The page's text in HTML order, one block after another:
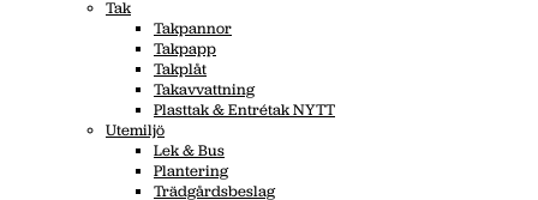
Tak
Takpannor
Takpapp
Takplåt
Takavvattning
Plasttak & Entrétak NYTT
Utemiljö
Lek & Bus
Plantering
Trädgårdsbeslag